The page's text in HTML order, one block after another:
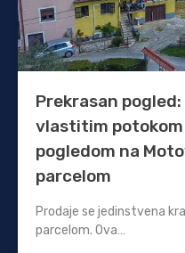
Prekrasan
vlastitim potokom
pogledom na
parcelom
Prodaje se jedinstvena
parcelom. Ova…